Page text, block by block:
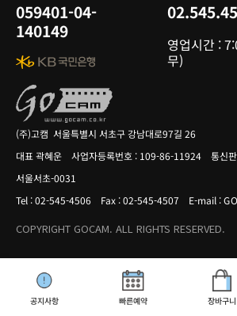
공지사항 빠른예약 장바구니
(주)고캠 서울특별시 서초구 강남대로97길 26
대표 곽혜운 사업자등록번호 : 109-86-11924 통신판
서울서초-0031
Tel : 02-545-4506 Fax : 02-545-4507 E-mail :
COPYRIGHT GOCAM. ALL RIGHTS RESERVED.
059401-04-
140149
영업시간 :
무)